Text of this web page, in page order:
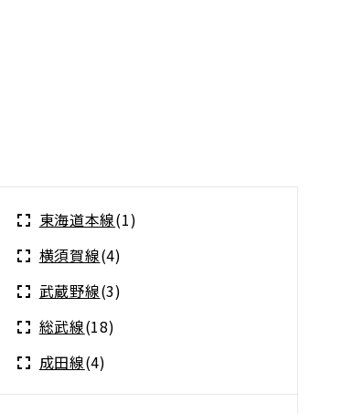
東海道本線(1)
横須賀線(4)
武蔵野線(3)
総武線(18)
成田線(4)